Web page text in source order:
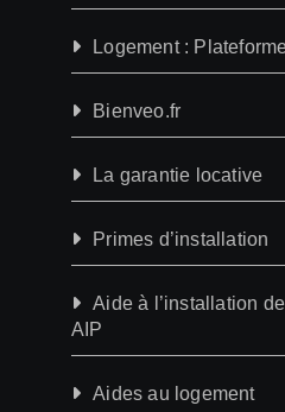
Logement :
Bienveo.fr
La garantie locative
Primes d’installation
Aide à l’installation
AIP
Aides au logement